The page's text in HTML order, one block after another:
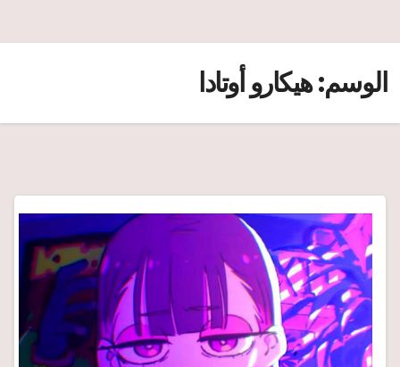
الوسم:هيكارو أوتادا